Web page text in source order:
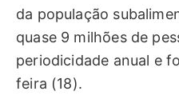
da população
quase 9 milhões de
periodicidade anual e
feira (18).